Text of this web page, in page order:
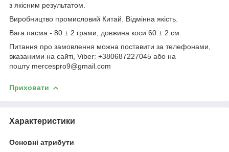
з якісним результатом.
Виробництво промисловий Китай. Відмінна якість.
Вага пасма - 80 ± 2 грами, довжина коси 60 ± 2 см.
Питання про замовлення можна поставити за телефонами,
вказаними на сайті, Viber: +380687227045 або на
пошту mercespro9@gmail.com
Приховати
Характеристики
Основні атрибути